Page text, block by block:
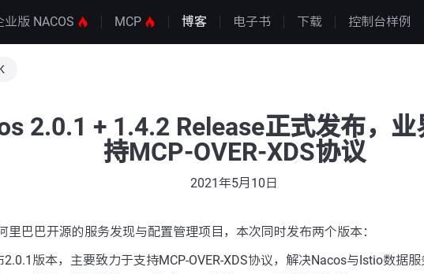
业版 NACOS MCP 博客 电子书 下载 控制台样例
2.0.1 + 1.4.2 Release正式发布，
持MCP-OVER-XDS协议
2021年5月10日
里巴巴开源的服务发现与配置管理项目，本次同时发布两个版本：
2.0.1版本，主要致力于支持MCP-OVER-XDS协议，解决Nacos与Istio数据服